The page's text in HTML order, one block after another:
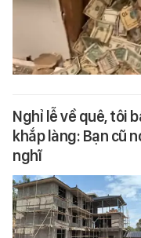
Nghỉ lễ về quê, tôi
khắp làng: Bạn cũ
nghĩ